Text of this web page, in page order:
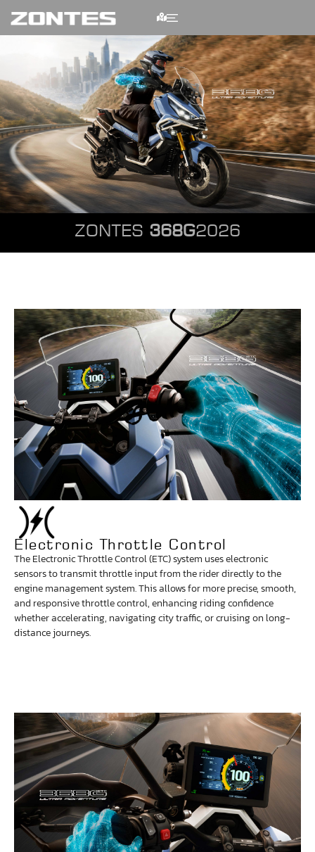
ZONTES 368G2026
Electronic Throttle Control
The Electronic Throttle Control (ETC) system uses electronic
sensors to transmit throttle input from the rider directly to the
engine management system. This allows for more precise, smooth,
and responsive throttle control, enhancing riding confidence
whether accelerating, navigating city traffic, or cruising on long-
distance journeys.